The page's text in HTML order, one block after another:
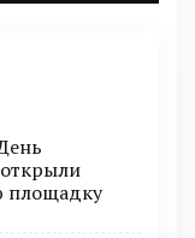
площадку